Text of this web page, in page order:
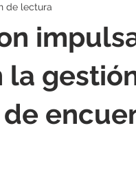
elektrotools-P027000
elektrotools-P041000
elektrotools-P121000
la
de lectura